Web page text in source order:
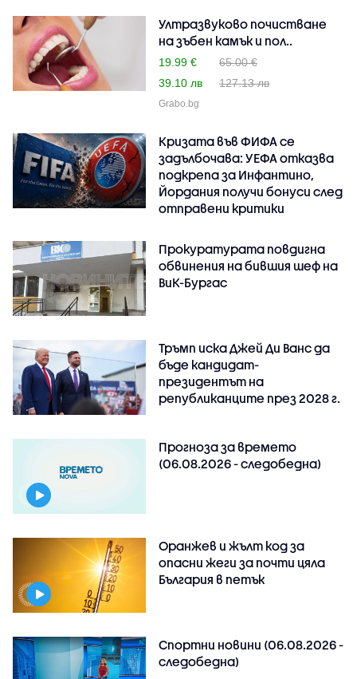
Ултразвуково почистване
на зъбен камък и пол..
19.99 €
65.00 €
39.10 лв
127.13 лв
Grabo.bg
Кризата във ФИФА се
задълбочава: УЕФА отказва
подкрепа за Инфантино,
Йордания получи бонуси след
отправени критики
Прокуратурата повдигна
обвинения на бившия шеф на
ВиК-Бургас
Тръмп иска Джей Ди Ванс да
бъде кандидат-
президентът на
републиканците през 2028 г.
Прогноза за времето
(06.08.2026 - следобедна)
Оранжев и жълт код за
опасни жеги за почти цяла
България в петък
Спортни новини (06.08.2026 -
следобедна)